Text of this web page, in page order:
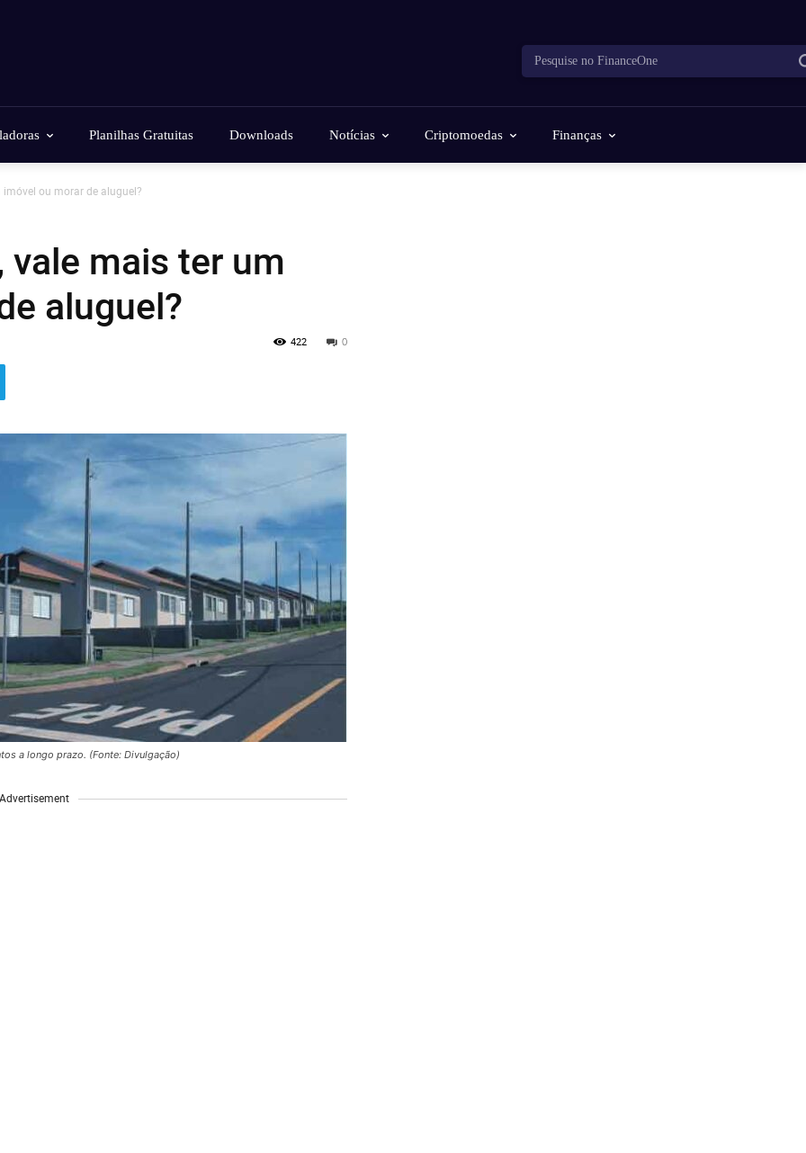
Pesquise no FinanceOne
Planilhas Gratuitas Downloads Notícias Criptomoedas Finanças
ou morar de aluguel?
vale mais ter um
aluguel?
0
422
a longo prazo. (Fonte: Divulgação)
Advertisement